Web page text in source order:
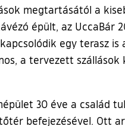
megtartásától a
épült, az UccaBár
egy terasz
a tervezett
30 éve a család
befejezésével. Ott